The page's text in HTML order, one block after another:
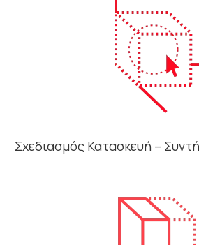
Σχεδιασμός Κατασκευή –